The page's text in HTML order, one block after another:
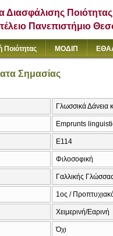
Διασφάλισης Ποιότητας
Πανεπιστήμιο
Ποιότητας ΜΟΔΙΠ
Σημασίας
Γλωσσικά
Emprunts
Ε114
Φιλοσοφική
Γαλλικής
1ος /
Χειμερινή/Εαρινή
Όχι